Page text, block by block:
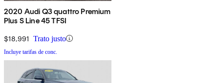
2020 Audi Q3 quattro Premium
Plus S Line 45 TFSI
$18,991 Trato justo
Incluye tarifas de conc.